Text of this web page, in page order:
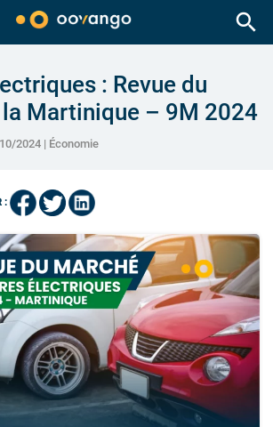
search
: Revue du
Martinique – 9M 2024
2024 | Économie
: